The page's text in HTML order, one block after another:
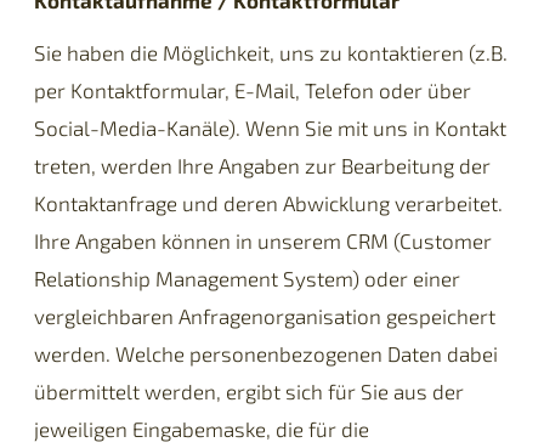
Sie haben die Möglichkeit, uns zu kontaktieren (z.B.
per Kontaktformular, E-Mail, Telefon oder über
Social-Media-Kanäle). Wenn Sie mit uns in Kontakt
treten, werden Ihre Angaben zur Bearbeitung der
Kontaktanfrage und deren Abwicklung verarbeitet.
Ihre Angaben können in unserem CRM (Customer
Relationship Management System) oder einer
vergleichbaren Anfragenorganisation gespeichert
werden. Welche personenbezogenen Daten dabei
übermittelt werden, ergibt sich für Sie aus der
jeweiligen Eingabemaske, die für die